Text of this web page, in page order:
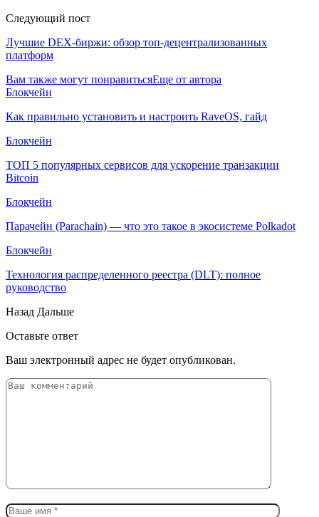
Следующий пост
Лучшие DEX-биржи: обзор топ-децентрализованных
платформ
Вам также могут понравитьсяЕще от автора
Блокчейн
Как правильно установить и настроить RaveOS, гайд
Блокчейн
ТОП 5 популярных сервисов для ускорение транзакции
Bitcoin
Блокчейн
Парачейн (Parachain) — что это такое в экосистеме Polkadot
Блокчейн
Технология распределенного реестра (DLT): полное
руководство
Назад Дальше
Оставьте ответ
Ваш электронный адрес не будет опубликован.